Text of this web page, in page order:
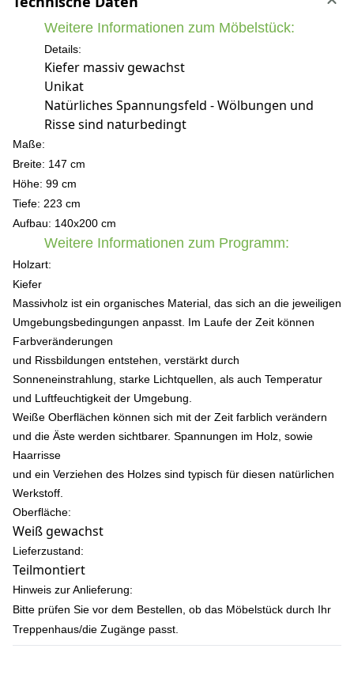
Weitere Informationen zum Möbelstück:
Details:
Kiefer massiv gewachst
Unikat
Natürliches Spannungsfeld - Wölbungen und
Risse sind naturbedingt
Maße:
Breite: 147 cm
Höhe: 99 cm
Tiefe: 223 cm
Aufbau: 140x200 cm
Weitere Informationen zum Programm:
Holzart:
Kiefer
Massivholz ist ein organisches Material, das sich an die jeweiligen
Umgebungsbedingungen anpasst. Im Laufe der Zeit können
Farbveränderungen
und Rissbildungen entstehen, verstärkt durch
Sonneneinstrahlung, starke Lichtquellen, als auch Temperatur
und Luftfeuchtigkeit der Umgebung.
Weiße Oberflächen können sich mit der Zeit farblich verändern
und die Äste werden sichtbarer. Spannungen im Holz, sowie
Haarrisse
und ein Verziehen des Holzes sind typisch für diesen natürlichen
Werkstoff.
Oberfläche:
Weiß gewachst
Lieferzustand:
Teilmontiert
Hinweis zur Anlieferung:
Bitte prüfen Sie vor dem Bestellen, ob das Möbelstück durch Ihr
Treppenhaus/die Zugänge passt.